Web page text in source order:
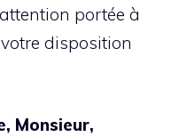
portée à
disposition
Monsieur,